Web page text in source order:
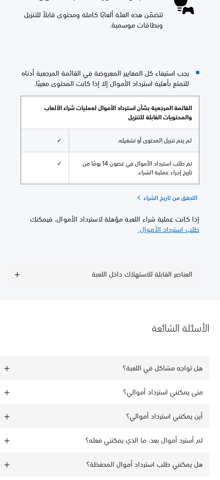
تتضمّن هذه الفئة ألعابًا كاملة ومحتوى قابلاً للتنزيل
وبطاقات موسمية.
يجب استيفاء كل المعايير المعروضة في القائمة المرجعية أدناه
للتمتع بأهلية استرداد الأموال إلا إذا كانت المحتوى معيبًا.
القائمة المرجعية بشأن استرداد الأموال لعمليات شراء الألعاب
والمحتويات القابلة للتنزيل
لم يتم تنزيل المحتوى أو تشغيله. ✓
تم طلب استرداد الأموال في غضون 14 يومًا من
تاريخ إجراء عملية الشراء.
✓
التحقق من تاريخ الشراء
إذا كانت عملية شراء اللعبة مؤهلة لاسترداد الأموال، فيمكنك
طلب استرداد الأموال.
العناصر القابلة للاستهلاك داخل اللعبة
الأسئلة الشائعة
هل تواجه مشاكل في اللعبة؟
متى يمكنني استرداد أموالي؟
أين يمكنني استرداد أموالي؟
لم أسترد أموال بعد، ما الذي يمكنني فعله؟
هل يمكنني طلب استرداد أموال المحفظة؟